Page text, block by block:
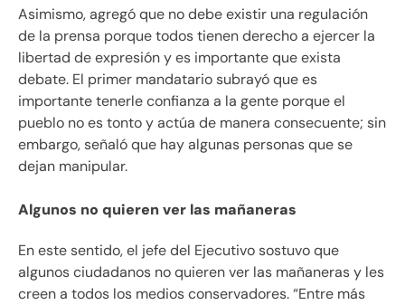
Asimismo, agregó que no debe existir una regulación
de la prensa porque todos tienen derecho a ejercer la
libertad de expresión y es importante que exista
debate. El primer mandatario subrayó que es
importante tenerle confianza a la gente porque el
pueblo no es tonto y actúa de manera consecuente; sin
embargo, señaló que hay algunas personas que se
dejan manipular.
Algunos no quieren ver las mañaneras
En este sentido, el jefe del Ejecutivo sostuvo que
algunos ciudadanos no quieren ver las mañaneras y les
creen a todos los medios conservadores. “Entre más